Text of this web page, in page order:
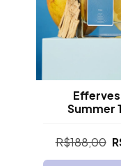
Summer
R$188,00